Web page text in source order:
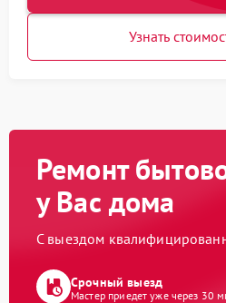
Узнать
Ремонт
у Вас дома
С выездом
Срочный выезд
Мастер приедет уже через 30